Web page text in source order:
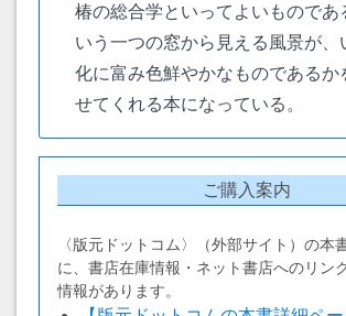
椿の総合学といってよいものであ
いう一つの窓から見える風景が、
化に富み色鮮やかなものであるか
せてくれる本になっている。
ご購入案内
〈版元ドットコム〉（外部サイト）の本
に、書店在庫情報・ネット書店へのリン
情報があります。